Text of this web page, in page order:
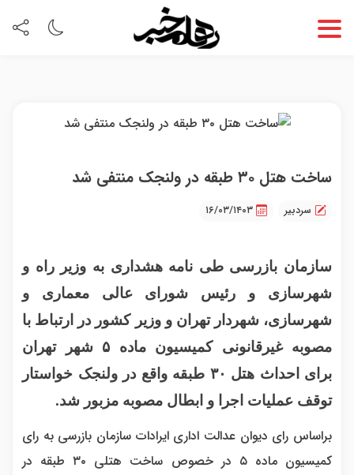
ساخت هتل ۳۰ طبقه در ولنجک منتفی شد
سردبیر ۱۶/۰۳/۱۴۰۳
سازمان بازرسی طی نامه هشداری به وزیر راه و
شهرسازی و رئیس شورای عالی معماری و
شهرسازی، شهردار تهران و وزیر کشور در ارتباط با
مصوبه غیرقانونی کمیسیون ماده ۵ شهر تهران
برای احداث هتل ۳۰ طبقه واقع در ولنجک خواستار
توقف عملیات اجرا و ابطال مصوبه مزبور شد.
براساس رای دیوان عدالت اداری ایرادات سازمان بازرسی به رای
کمیسیون ماده ۵ در خصوص ساخت هتلی ۳۰ طبقه در